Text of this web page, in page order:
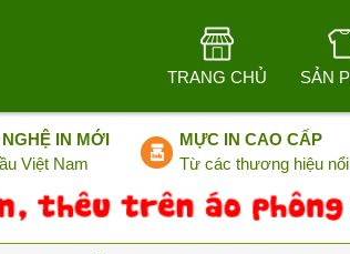
TRANG CHỦ SẢN
IN MỚI
Việt Nam
MỰC IN CAO CẤP
Từ các thương hiệu